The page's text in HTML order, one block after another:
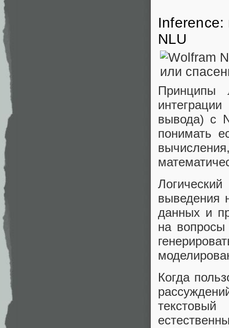
Inference:
NLU
Принципы
вывода) с
понимать
выведения
данных и
на вопросы
Когда